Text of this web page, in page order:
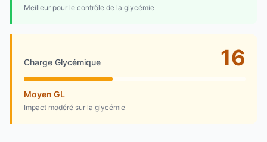
Meilleur pour le contrôle de la glycémie
Charge Glycémique 16
Moyen GL
Impact modéré sur la glycémie